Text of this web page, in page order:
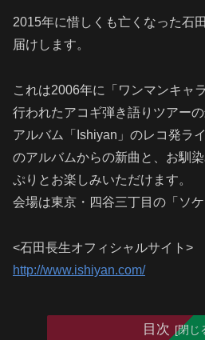
2015年に惜しくも亡くなった石
届けします。
これは2006年に「ワンマンキャ
行われたアコギ弾き語りツアーの
アルバム「Ishiyan」のレコ発ラ
のアルバムからの新曲と、お馴
ぷりとお楽しみいただけます。
会場は東京・四谷三丁目の「ソ
<石田長生オフィシャルサイト>
http://www.ishiyan.com/
目次